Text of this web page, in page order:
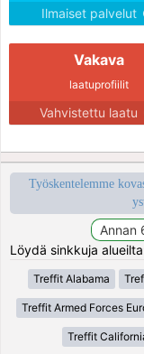
Ilmaiset palvelut
Vakava
laatuprofiilit
Vahvistettu laatu
Työskentelemme
Löydä sinkkuja
Treffit Alabama
Treffit Armed Forces
Treffit